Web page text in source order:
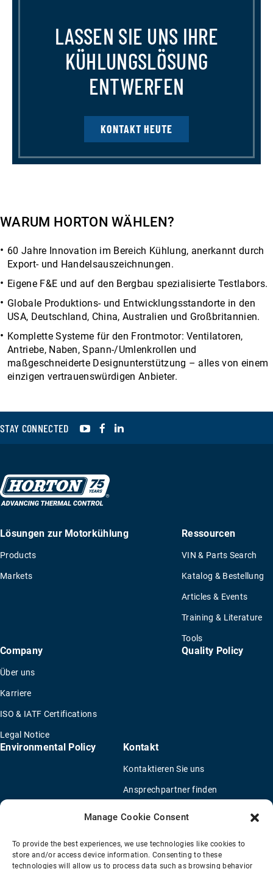
Manage Cookie Consent
To provide the best experiences, we use technologies like cookies to
store and/or access device information. Consenting to these
technologies will allow us to process data such as browsing behavior
LASSEN SIE UNS IHRE
KÜHLUNGSLÖSUNG
ENTWERFEN
KONTAKT HEUTE
WARUM HORTON WÄHLEN?
60 Jahre Innovation im Bereich Kühlung, anerkannt durch
Export- und Handelsauszeichnungen.
Eigene F&E und auf den Bergbau spezialisierte Testlabors.
Globale Produktions- und Entwicklungsstandorte in den
USA, Deutschland, China, Australien und Großbritannien.
Komplette Systeme für den Frontmotor: Ventilatoren,
Antriebe, Naben, Spann-/Umlenkrollen und
maßgeschneiderte Designunterstützung – alles von einem
einzigen vertrauenswürdigen Anbieter.
STAY CONNECTED YouTubeFacebook
Lösungen zur Motorkühlung
Products
Markets
Ressourcen
VIN & Parts Search
Katalog & Bestellung
Articles & Events
Training & Literature
Tools
Company
Über uns
Karriere
ISO & IATF Certifications
Legal Notice
Quality Policy
Environmental Policy Kontakt
Kontaktieren Sie uns
Ansprechpartner finden
Fragebogen für eine neue Anwendung